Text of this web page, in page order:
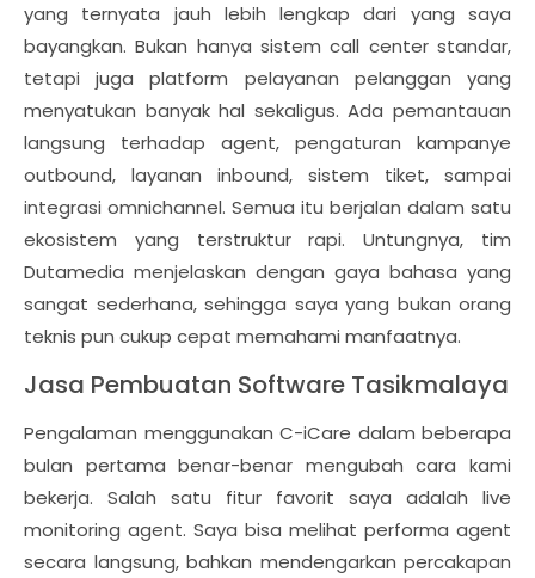
yang ternyata jauh lebih lengkap dari yang saya
bayangkan. Bukan hanya sistem call center standar,
tetapi juga platform pelayanan pelanggan yang
menyatukan banyak hal sekaligus. Ada pemantauan
langsung terhadap agent, pengaturan kampanye
outbound, layanan inbound, sistem tiket, sampai
integrasi omnichannel. Semua itu berjalan dalam satu
ekosistem yang terstruktur rapi. Untungnya, tim
Dutamedia menjelaskan dengan gaya bahasa yang
sangat sederhana, sehingga saya yang bukan orang
teknis pun cukup cepat memahami manfaatnya.
Jasa Pembuatan Software Tasikmalaya
Pengalaman menggunakan C-iCare dalam beberapa
bulan pertama benar-benar mengubah cara kami
bekerja. Salah satu fitur favorit saya adalah live
monitoring agent. Saya bisa melihat performa agent
secara langsung, bahkan mendengarkan percakapan